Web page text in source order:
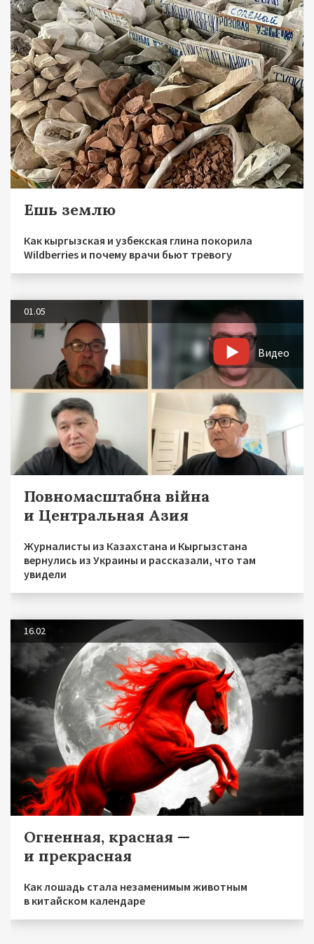
Ешь землю
Как кыргызская и узбекская глина покорила
Wildberries и почему врачи бьют тревогу
01.05
Видео
Повномасштабна війна
и Центральная Азия
Журналисты из Казахстана и Кыргызстана
вернулись из Украины и рассказали, что там
увидели
16.02
Огненная, красная —
и прекрасная
Как лошадь стала незаменимым животным
в китайском календаре